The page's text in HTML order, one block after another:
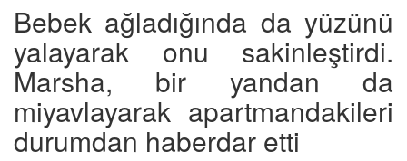
Bebek ağladığında da yüzünü
yalayarak onu sakinleştirdi.
Marsha, bir yandan da
miyavlayarak apartmandakileri
durumdan haberdar etti